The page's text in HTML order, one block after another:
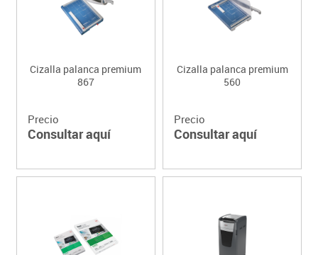
Cizalla palanca premium
867
Precio
Consultar aquí
Cizalla palanca premium
560
Precio
Consultar aquí